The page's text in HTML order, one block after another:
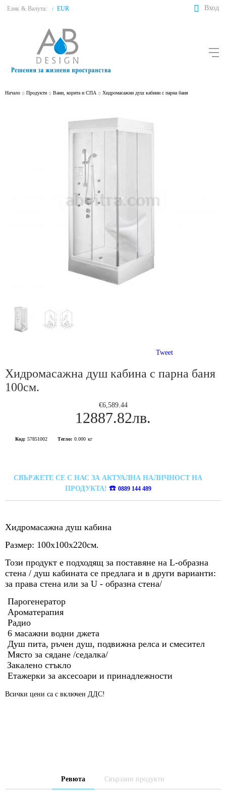
Език & Валута: / EUR Вход
Начало Продукти Вани, корита и СПА Хидромасажни душ кабини с парна баня
Tweet
Хидромасажна душ кабина с парна баня
100см.
€6,589.44
12887.82лв.
Код: 57851002 Тегло: 0.000 кг
СВЪРЖЕТЕ СЕ С НАС ЗА АКТУАЛНА НАЛИЧНОСТ НА
ПРОДУКТА! ☎️ 0889 144 489
Хидромасажна душ кабина
Размер: 100х100х220см.
Този продукт е подходящ за поставяне на L-образна
стена / душ кабината се предлага и в други варианти:
за права стена или за U - образна стена/
Парогенератор
Ароматерапия
Радио
6 масажни водни джета
Душ пита, ръчен душ, подвижна релса и смесител
Място за сядане /седалка/
Закалено стъкло
Етажерки за аксесоари и принадлежности
Всички цени са с включен ДДС!
Ревюта Свързани продукти